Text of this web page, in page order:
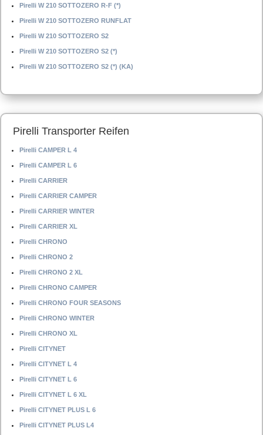
Pirelli W 210 SOTTOZERO R-F (*)
Pirelli W 210 SOTTOZERO RUNFLAT
Pirelli W 210 SOTTOZERO S2
Pirelli W 210 SOTTOZERO S2 (*)
Pirelli W 210 SOTTOZERO S2 (*) (KA)
Pirelli Transporter Reifen
Pirelli CAMPER L 4
Pirelli CAMPER L 6
Pirelli CARRIER
Pirelli CARRIER CAMPER
Pirelli CARRIER WINTER
Pirelli CARRIER XL
Pirelli CHRONO
Pirelli CHRONO 2
Pirelli CHRONO 2 XL
Pirelli CHRONO CAMPER
Pirelli CHRONO FOUR SEASONS
Pirelli CHRONO WINTER
Pirelli CHRONO XL
Pirelli CITYNET
Pirelli CITYNET L 4
Pirelli CITYNET L 6
Pirelli CITYNET L 6 XL
Pirelli CITYNET PLUS L 6
Pirelli CITYNET PLUS L4